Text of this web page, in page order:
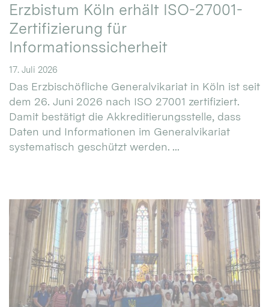
Erzbistum Köln erhält ISO-27001-
Zertifizierung für
Informationssicherheit
17. Juli 2026
Das Erzbischöfliche Generalvikariat in Köln ist seit
dem 26. Juni 2026 nach ISO 27001 zertifiziert.
Damit bestätigt die Akkreditierungsstelle, dass
Daten und Informationen im Generalvikariat
systematisch geschützt werden. ...